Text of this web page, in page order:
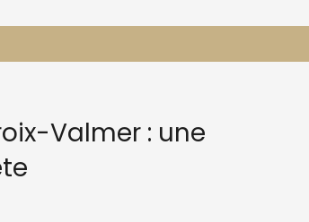
Valmer : une